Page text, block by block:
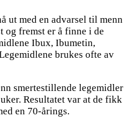
ut med en advarsel til menn
og fremst er å finne i de
Ibux, Ibumetin,
brukes ofte av
smertestillende legemidler
Resultatet var at de fikk
en 70-årings.